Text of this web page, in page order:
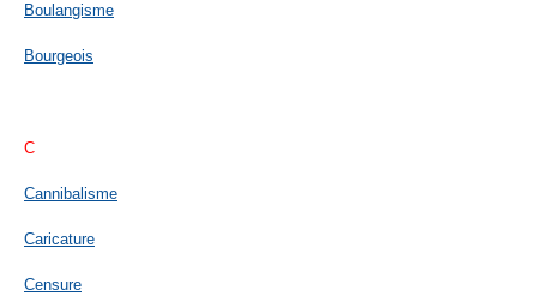
Boulangisme
Bourgeois
C
Cannibalisme
Caricature
Censure